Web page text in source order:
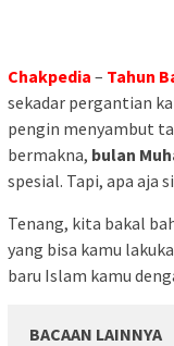
Chakpedia – Tahun
sekadar pergantian
pengin menyambut
bermakna, bulan
spesial. Tapi, apa aja
Tenang, kita bakal
yang bisa kamu
baru Islam kamu
BACAAN LAINNYA